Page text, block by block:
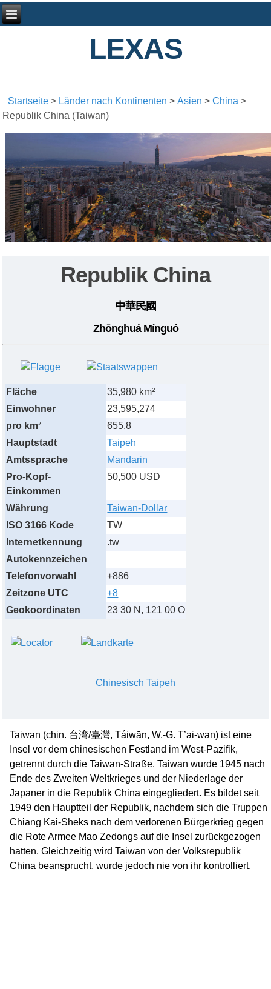
LEXAS
Startseite > Länder nach Kontinenten >Asien >China >
Republik China (Taiwan)
Republik China
中華民國
Zhōnghuá Mínguó
Fläche
35,980 km²
Einwohner
23,595,274
pro km²
655.8
Hauptstadt
Taipeh
Amtssprache
Mandarin
Pro-Kopf-
Einkommen
50,500 USD
Währung
Taiwan-Dollar
ISO 3166 Kode
TW
Internetkennung
.tw
Autokennzeichen
Telefonvorwahl
+886
Zeitzone UTC
+8
Geokoordinaten
23 30 N, 121 00 O
Chinesisch Taipeh
Taiwan (chin. 台湾/臺灣, Táiwān, W.-G. T’ai-wan) ist eine
Insel vor dem chinesischen Festland im West-Pazifik,
getrennt durch die Taiwan-Straße. Taiwan wurde 1945 nach
Ende des Zweiten Weltkrieges und der Niederlage der
Japaner in die Republik China eingegliedert. Es bildet seit
1949 den Hauptteil der Republik, nachdem sich die Truppen
Chiang Kai-Sheks nach dem verlorenen Bürgerkrieg gegen
die Rote Armee Mao Zedongs auf die Insel zurückgezogen
hatten. Gleichzeitig wird Taiwan von der Volksrepublik
China beansprucht, wurde jedoch nie von ihr kontrolliert.